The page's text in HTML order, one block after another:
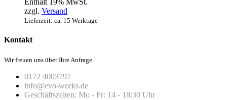
war:
1.349,00€
zzgl. Versand
Lieferzeit: ca. 15 Werktage
Kontakt
Wir freuen uns über Ihre Anfrage.
0172 4003797
info@evo-works.de
Geschäftszeiten: Mo - Fr: 14 - 18:30 Uhr